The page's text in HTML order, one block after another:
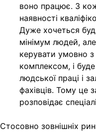
воно працює. З
наявності
Дуже хочеться
мінімум людей,
керувати умовно
комплексом, і
людської праці і
фахівців. Тому це
розповідає
Стосовно зовнішніх